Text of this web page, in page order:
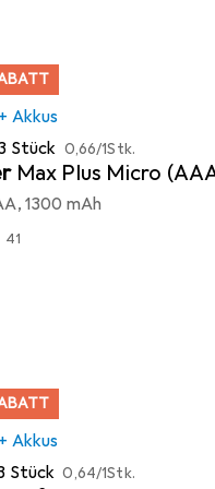
Akkus
Stück EUR
0,66/1Stk.
Max Plus Micro
1300 mAh
41
Akkus
Stück EUR
0,64/1Stk.